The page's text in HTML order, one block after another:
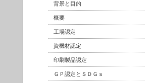
背景と目的
概要
工場認定
資機材認定
印刷製品認定
ＧＰ認定とＳＤＧｓ